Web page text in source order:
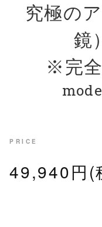
究極の
鏡
※完
PRICE
49,940円(